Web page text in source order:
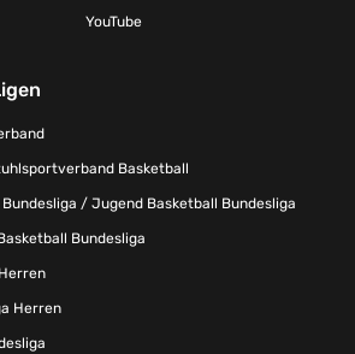
YouTube
Basketball
/ Jugend Basketball Bundesliga
Bundesliga
Herren